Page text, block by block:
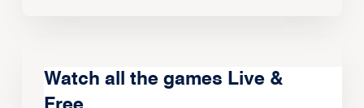
Watch all the games Live &